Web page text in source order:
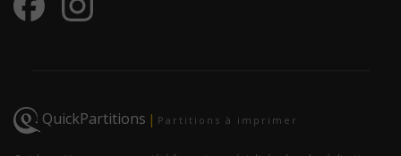
QuickPartitions | Partitions à imprimer